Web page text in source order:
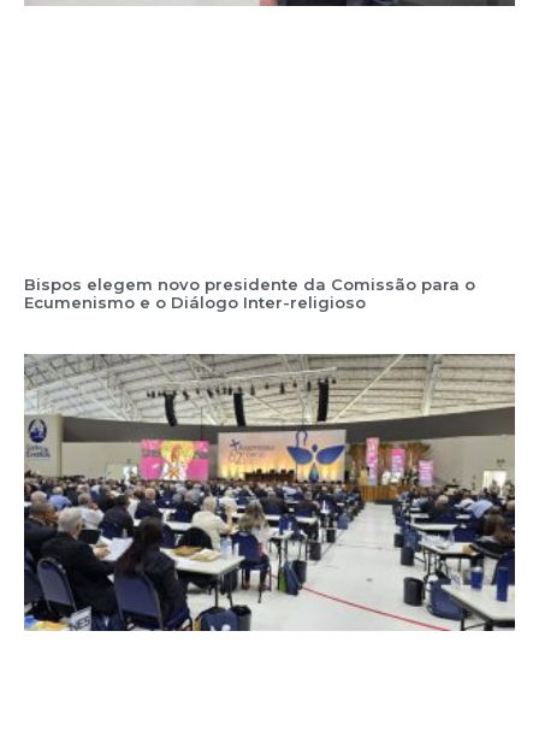
Bispos elegem novo presidente da Comissão para o
Ecumenismo e o Diálogo Inter-religioso